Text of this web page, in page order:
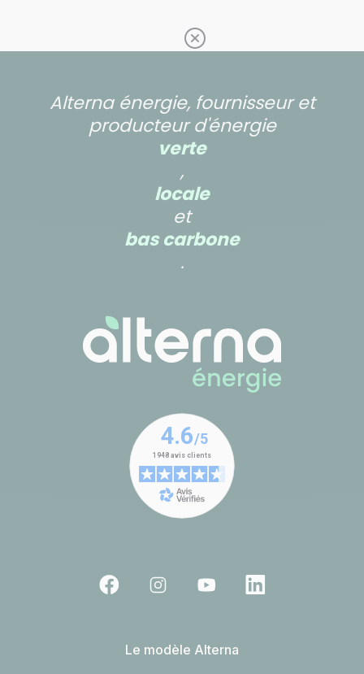
Alterna énergie, fournisseur et
producteur d'énergie
verte
,
locale
et
bas carbone
.
Le modèle Alterna